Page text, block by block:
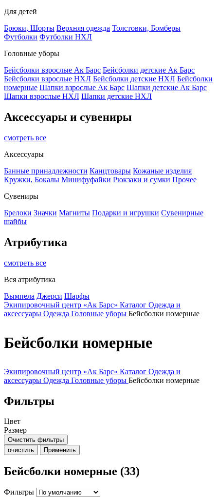
Для детей
Брюки, Шорты Верхняя одежда Толстовки, Бомберы
Футболки Футболки НХЛ
Головные уборы
Бейсболки взрослые Ак Барс Бейсболки детские Ак Барс
Бейсболки взрослые НХЛ Бейсболки детские НХЛ Бейсболки
номерные Шапки взрослые Ак Барс Шапки детские Ак Барс
Шапки взрослые НХЛ Шапки детские НХЛ
Аксессуары и сувениры
смотреть все
Аксессуары
Банные принадлежности Канцтовары Кожаные изделия
Кружки, Бокалы Минифуфайки Рюкзаки и сумки Прочее
Сувениры
Брелоки Значки Магниты Подарки и игрушки Сувенирные
шайбы
Атрибутика
смотреть все
Вся атрибутика
Вымпела Джерси Шарфы
Экипировочный центр «Ак Барс» Каталог Одежда и
аксессуары Одежда Головные уборы Бейсболки номерные
Бейсболки номерные
Экипировочный центр «Ак Барс» Каталог Одежда и
аксессуары Одежда Головные уборы Бейсболки номерные
Фильтры
Цвет
Размер
Очистить фильтры
очистить
Применить
Бейсболки номерные (33)
Фильтры